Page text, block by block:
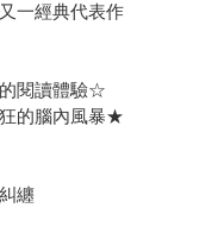
一經典代表作
閱讀體驗☆
的腦內風暴★
纏